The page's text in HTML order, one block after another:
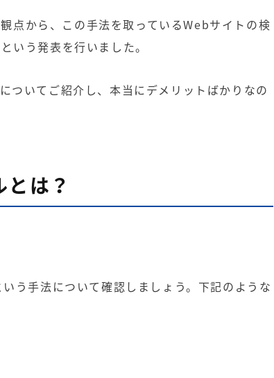
点から、この手法を取っているWebサイトの検
いう発表を行いました。
ついてご紹介し、本当にデメリットばかりなの
は？
う手法について確認しましょう。下記のような